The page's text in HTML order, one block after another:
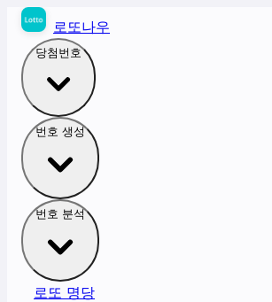
로또나우
당첨번호
번호 생성
번호 분석
로또 명당